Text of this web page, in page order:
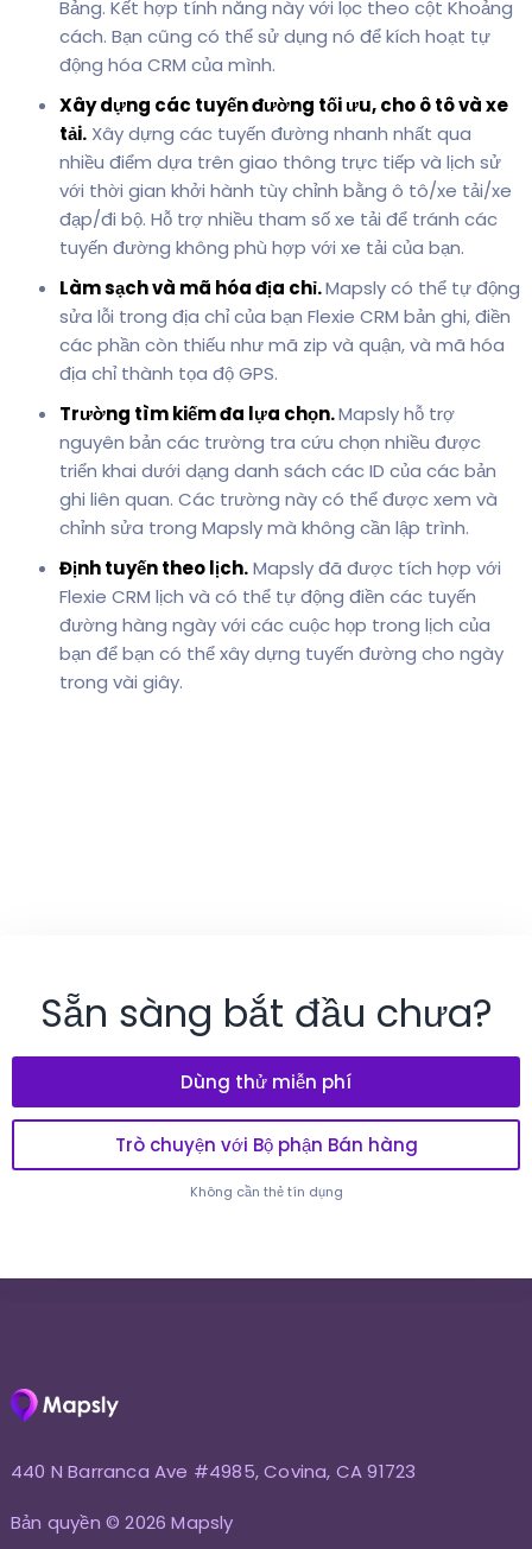
Bảng. Kết hợp tính năng này với lọc theo cột Khoảng
cách. Bạn cũng có thể sử dụng nó để kích hoạt tự
động hóa CRM của mình.
Xây dựng các tuyến đường tối ưu, cho ô tô và xe
tải. Xây dựng các tuyến đường nhanh nhất qua
nhiều điểm dựa trên giao thông trực tiếp và lịch sử
với thời gian khởi hành tùy chỉnh bằng ô tô/xe tải/xe
đạp/đi bộ. Hỗ trợ nhiều tham số xe tải để tránh các
tuyến đường không phù hợp với xe tải của bạn.
Làm sạch và mã hóa địa chỉ.Mapsly có thể tự động
sửa lỗi trong địa chỉ của bạn Flexie CRM bản ghi, điền
các phần còn thiếu như mã zip và quận, và mã hóa
địa chỉ thành tọa độ GPS.
Trường tìm kiếm đa lựa chọn.Mapsly hỗ trợ
nguyên bản các trường tra cứu chọn nhiều được
triển khai dưới dạng danh sách các ID của các bản
ghi liên quan. Các trường này có thể được xem và
chỉnh sửa trong Mapsly mà không cần lập trình.
Định tuyến theo lịch.Mapsly đã được tích hợp với
Flexie CRM lịch và có thể tự động điền các tuyến
đường hàng ngày với các cuộc họp trong lịch của
bạn để bạn có thể xây dựng tuyến đường cho ngày
trong vài giây.
Sẵn sàng bắt đầu chưa?
Dùng thử miễn phí
Trò chuyện với Bộ phận Bán hàng
Không cần thẻ tín dụng
440 N Barranca Ave #4985, Covina, CA 91723
Bản quyền © 2026 Mapsly